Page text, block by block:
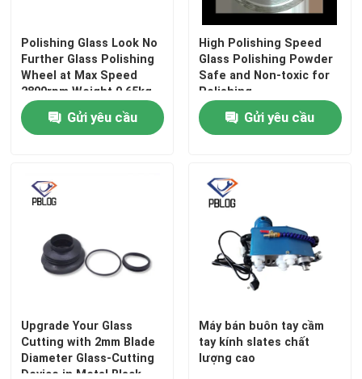
Bộ dụng cụ thợ điện
Bột đánh bóng kính
đĩa cắt kim cương
Bọc bông tự dán
Polishing Glass Look No
Further Glass Polishing
Wheel at Max Speed
2800rpm Weight 0.65kg
is the Solution
Gửi yêu cầu
High Polishing Speed
Glass Polishing Powder
Safe and Non-toxic for
Polishing
Gửi yêu cầu
Upgrade Your Glass
Cutting with 2mm Blade
Diameter Glass-Cutting
Device in Metal Black
Máy bán buôn tay cầm
tay kính slates chất
lượng cao